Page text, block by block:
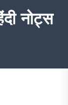
नोट्स